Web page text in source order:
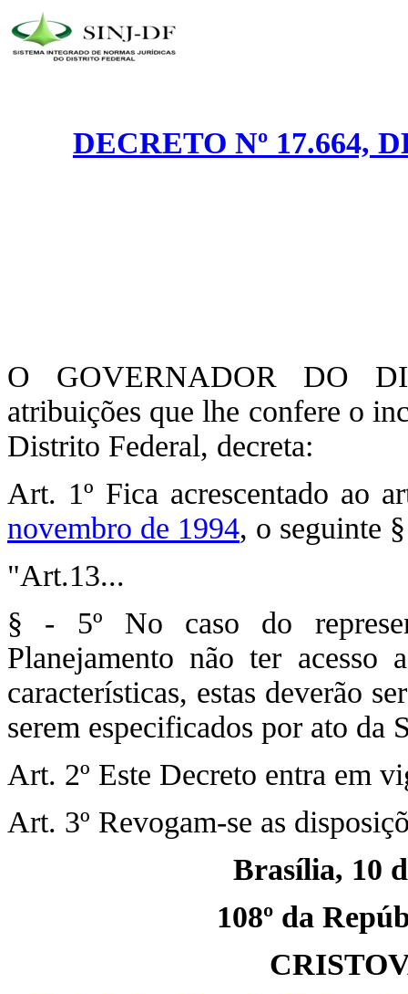
DECRETO Nº 17.664,
O GOVERNADOR DO
atribuições que lhe confere o
Distrito Federal, decreta:
Art. 1º Fica acrescentado ao
novembro de 1994, o seguinte
"Art.13...
§ - 5º No caso do
Planejamento não ter
características, estas deverão
serem especificados por ato da
Art. 2º Este Decreto entra em
Art. 3º Revogam-se as
Brasília, 10
108º da